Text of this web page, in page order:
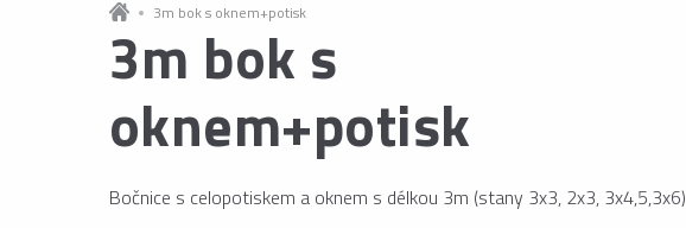
3m bok s oknem+potisk
3m bok s
oknem+potisk
Bočnice s celopotiskem a oknem s délkou 3m (stany 3x3, 2x3, 3x4,5,3x6)